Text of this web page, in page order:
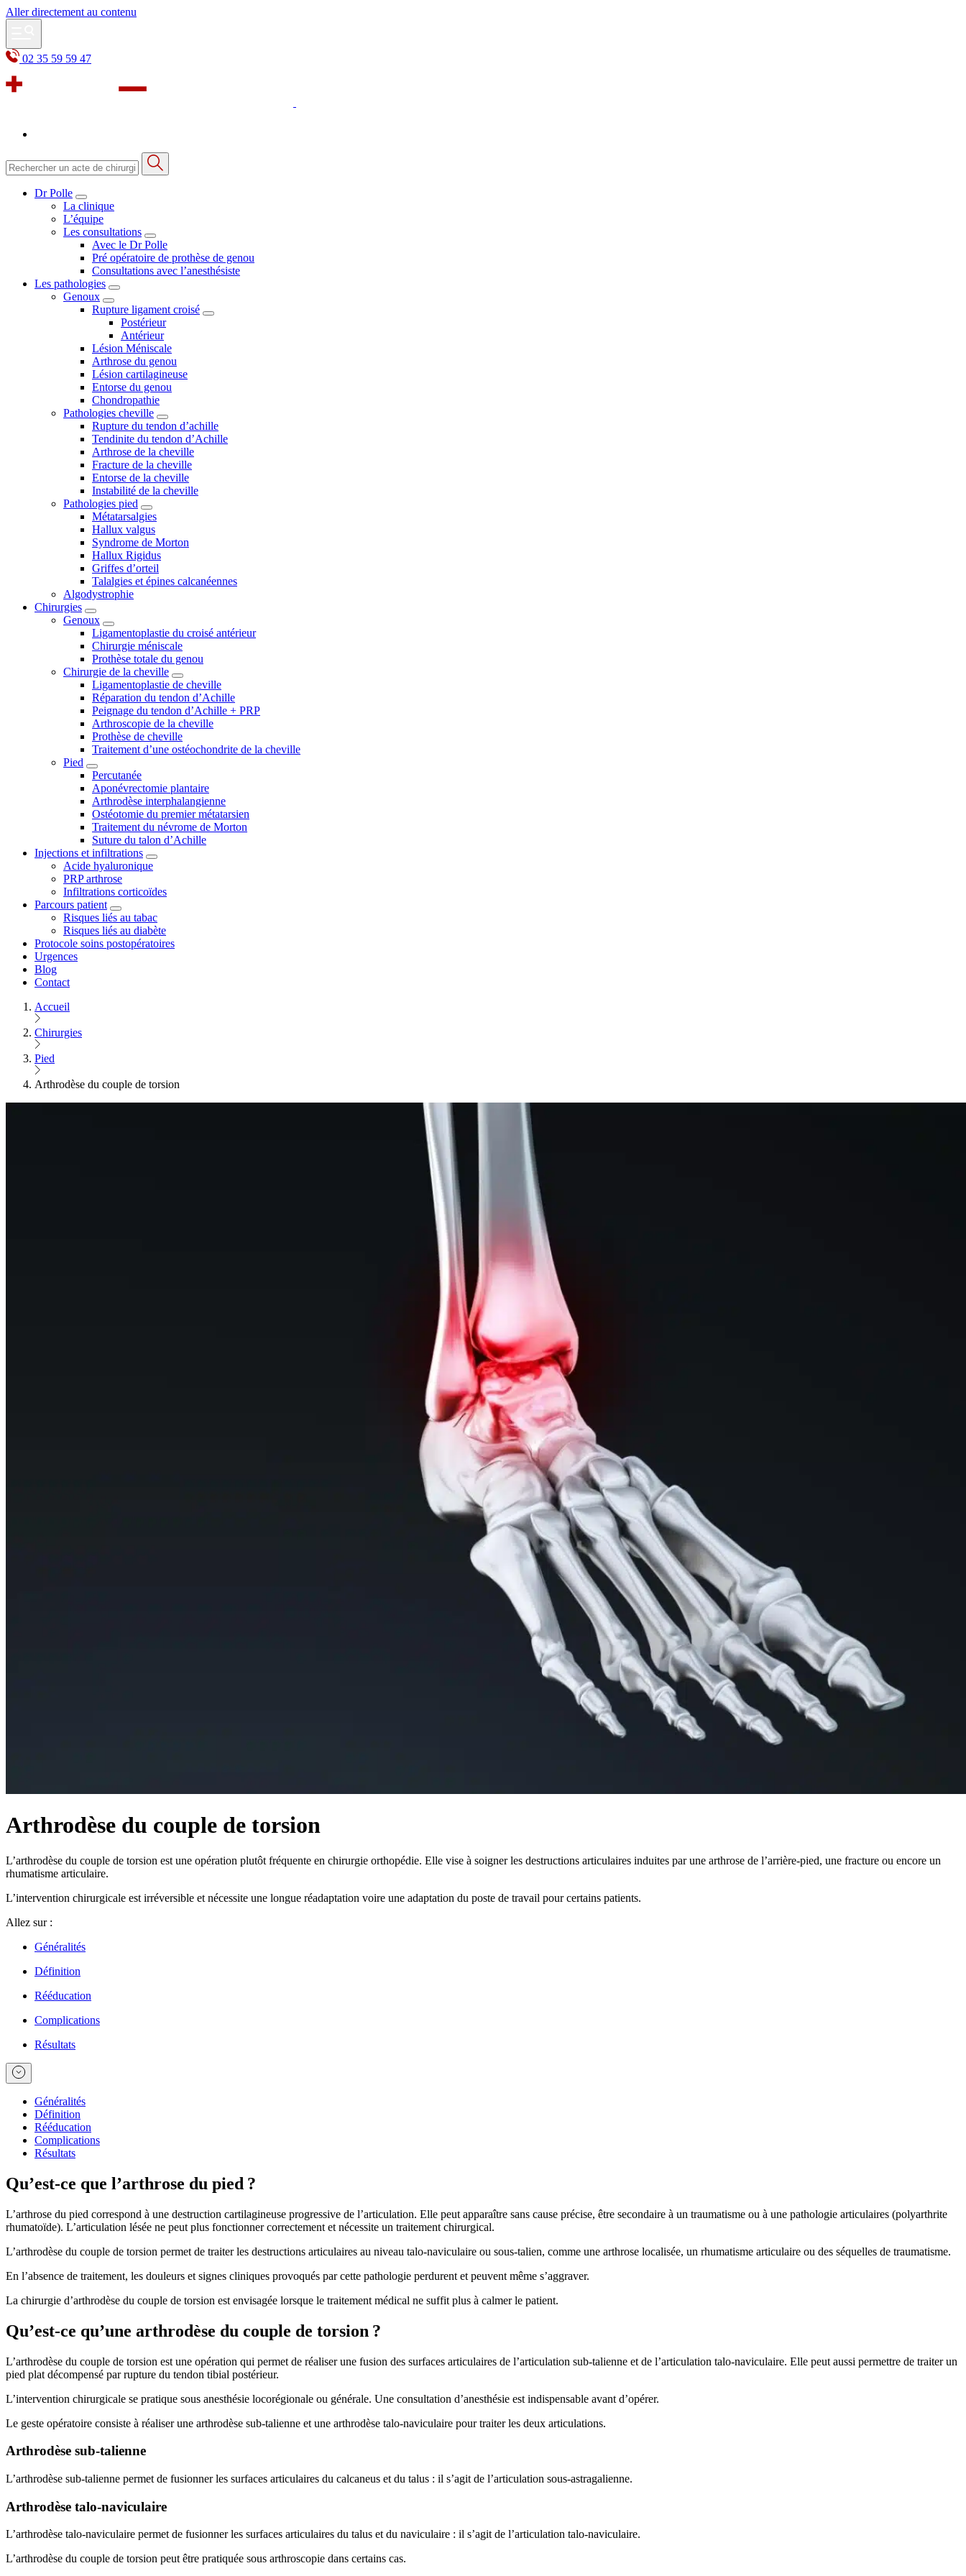
Aller directement au contenu
02 35 59 59 47
Dr Polle
La clinique
L’équipe
Les consultations
Avec le Dr Polle
Pré opératoire de prothèse de genou
Consultations avec l’anesthésiste
Les pathologies
Genoux
Rupture ligament croisé
Postérieur
Antérieur
Lésion Méniscale
Arthrose du genou
Lésion cartilagineuse
Entorse du genou
Chondropathie
Pathologies cheville
Rupture du tendon d’achille
Tendinite du tendon d’Achille
Arthrose de la cheville
Fracture de la cheville
Entorse de la cheville
Instabilité de la cheville
Pathologies pied
Métatarsalgies
Hallux valgus
Syndrome de Morton
Hallux Rigidus
Griffes d’orteil
Talalgies et épines calcanéennes
Algodystrophie
Chirurgies
Genoux
Ligamentoplastie du croisé antérieur
Chirurgie méniscale
Prothèse totale du genou
Chirurgie de la cheville
Ligamentoplastie de cheville
Réparation du tendon d’Achille
Peignage du tendon d’Achille + PRP
Arthroscopie de la cheville
Prothèse de cheville
Traitement d’une ostéochondrite de la cheville
Pied
Percutanée
Aponévrectomie plantaire
Arthrodèse interphalangienne
Ostéotomie du premier métatarsien
Traitement du névrome de Morton
Suture du talon d’Achille
Injections et infiltrations
Acide hyaluronique
PRP arthrose
Infiltrations corticoïdes
Parcours patient
Risques liés au tabac
Risques liés au diabète
Protocole soins postopératoires
Urgences
Blog
Contact
Accueil
Chirurgies
Pied
Arthrodèse du couple de torsion
Arthrodèse du couple de torsion
L’arthrodèse du couple de torsion est une opération plutôt fréquente en chirurgie orthopédie. Elle vise à soigner les destructions articulaires induites par une arthrose de l’arrière-pied, une fracture ou encore un
rhumatisme articulaire.
L’intervention chirurgicale est irréversible et nécessite une longue réadaptation voire une adaptation du poste de travail pour certains patients.
Allez sur :
Généralités
Définition
Rééducation
Complications
Résultats
Généralités
Définition
Rééducation
Complications
Résultats
Qu’est-ce que l’arthrose du pied ?
L’arthrose du pied correspond à une destruction cartilagineuse progressive de l’articulation. Elle peut apparaître sans cause précise, être secondaire à un traumatisme ou à une pathologie articulaires (polyarthrite
rhumatoïde). L’articulation lésée ne peut plus fonctionner correctement et nécessite un traitement chirurgical.
L’arthrodèse du couple de torsion permet de traiter les destructions articulaires au niveau talo-naviculaire ou sous-talien, comme une arthrose localisée, un rhumatisme articulaire ou des séquelles de traumatisme.
En l’absence de traitement, les douleurs et signes cliniques provoqués par cette pathologie perdurent et peuvent même s’aggraver.
La chirurgie d’arthrodèse du couple de torsion est envisagée lorsque le traitement médical ne suffit plus à calmer le patient.
Qu’est-ce qu’une arthrodèse du couple de torsion ?
L’arthrodèse du couple de torsion est une opération qui permet de réaliser une fusion des surfaces articulaires de l’articulation sub-talienne et de l’articulation talo-naviculaire. Elle peut aussi permettre de traiter un
pied plat décompensé par rupture du tendon tibial postérieur.
L’intervention chirurgicale se pratique sous anesthésie locorégionale ou générale. Une consultation d’anesthésie est indispensable avant d’opérer.
Le geste opératoire consiste à réaliser une arthrodèse sub-talienne et une arthrodèse talo-naviculaire pour traiter les deux articulations.
Arthrodèse sub-talienne
L’arthrodèse sub-talienne permet de fusionner les surfaces articulaires du calcaneus et du talus : il s’agit de l’articulation sous-astragalienne.
Arthrodèse talo-naviculaire
L’arthrodèse talo-naviculaire permet de fusionner les surfaces articulaires du talus et du naviculaire : il s’agit de l’articulation talo-naviculaire.
L’arthrodèse du couple de torsion peut être pratiquée sous arthroscopie dans certains cas.